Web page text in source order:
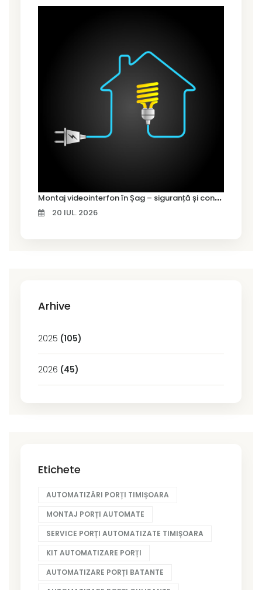
M
ontaj videointerfon în Șag – siguranță și control pentru locuința ta
20 IUL. 2026
Arhive
2025 (105)
2026 (45)
Etichete
AUTOMATIZĂRI PORȚI TIMIȘOARA
MONTAJ PORȚI AUTOMATE
SERVICE PORȚI AUTOMATIZATE TIMIȘOARA
KIT AUTOMATIZARE PORȚI
AUTOMATIZARE PORȚI BATANTE